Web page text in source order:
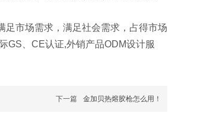
市场需求，满足社会需求，占得市场
GS、CE认证,外销产品ODM设计服
下一篇 金加贝热熔胶枪怎么用！